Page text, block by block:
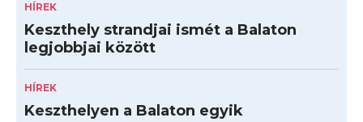
HÍREK
Keszthely strandjai ismét a Balaton
legjobbjai között
HÍREK
Keszthelyen a Balaton egyik